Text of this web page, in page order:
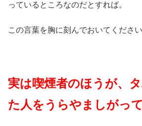
っているところなのだとすれば。
この言葉を胸に刻んでおいてください
実は喫煙者のほうが、
た人をうらやましがっ